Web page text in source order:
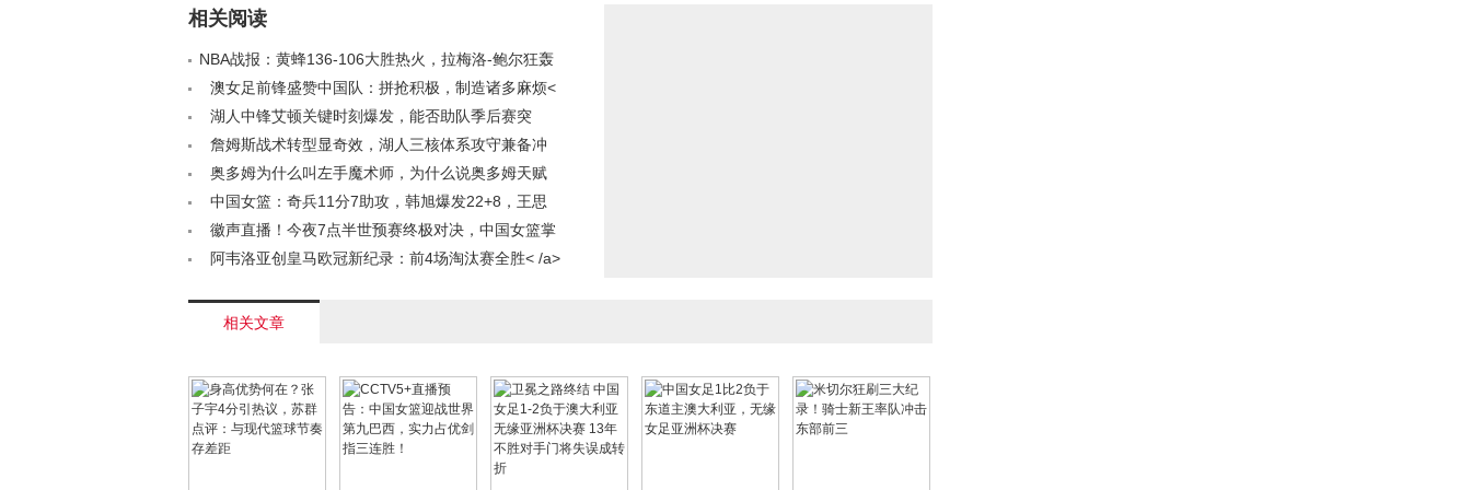
相关阅读
NBA战报：黄蜂136-106大胜热火，拉梅洛-鲍尔狂轰
30+6+13< /a>
澳女足前锋盛赞中国队：拼抢积极，制造诸多麻烦<
/a> 湖人中锋艾顿关键时刻爆发，能否助队季后赛突
破？< /a>
詹姆斯战术转型显奇效，湖人三核体系攻守兼备冲
冠在望< /a>
奥多姆为什么叫左手魔术师，为什么说奥多姆天赋
好？< /a>
中国女篮：奇兵11分7助攻，韩旭爆发22+8，王思
雨17分助捷克晋级< /a>
徽声直播！今夜7点半世预赛终极对决，中国女篮掌
控三队命运，宫鲁鸣迎关键考验< /a>
阿韦洛亚创皇马欧冠新纪录：前4场淘汰赛全胜< /a>
相关文章